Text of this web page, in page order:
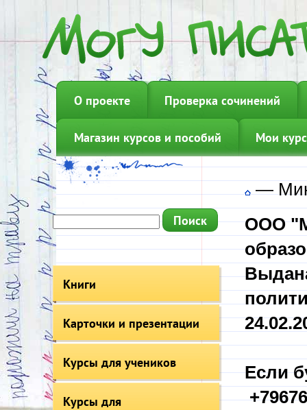
О проекте Проверка сочинений
Магазин курсов и пособий Мои
Книги
Карточки и презентации
Курсы для учеников
Курсы для
—
ООО
Если